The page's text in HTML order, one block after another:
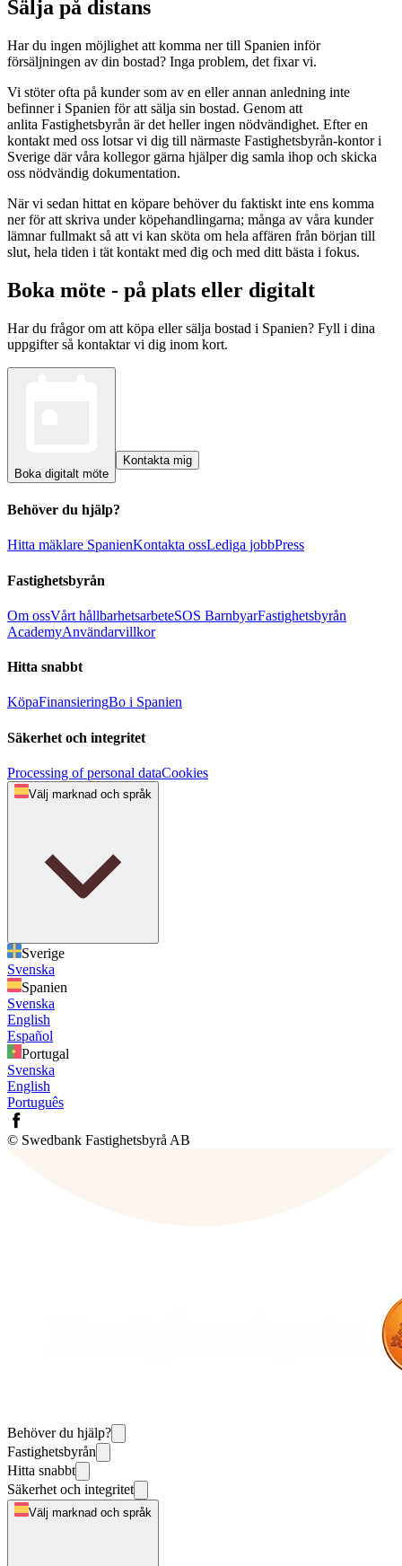
Sälja på distans
Har du ingen möjlighet att komma ner till Spanien inför
försäljningen av din bostad? Inga problem, det fixar vi.
Vi stöter ofta på kunder som av en eller annan anledning inte
befinner i Spanien för att sälja sin bostad. Genom att
anlita Fastighetsbyrån är det heller ingen nödvändighet. Efter en
kontakt med oss lotsar vi dig till närmaste Fastighetsbyrån-kontor i
Sverige där våra kollegor gärna hjälper dig samla ihop och skicka
oss nödvändig dokumentation.
När vi sedan hittat en köpare behöver du faktiskt inte ens komma
ner för att skriva under köpehandlingarna; många av våra kunder
lämnar fullmakt så att vi kan sköta om hela affären från början till
slut, hela tiden i tät kontakt med dig och med ditt bästa i fokus.
Boka möte - på plats eller digitalt
Har du frågor om att köpa eller sälja bostad i Spanien? Fyll i dina
uppgifter så kontaktar vi dig inom kort.
Boka digitalt möte
Kontakta mig
Behöver du hjälp?
Hitta mäklare SpanienKontakta ossLediga jobbPress
Fastighetsbyrån
Om ossVårt hållbarhetsarbeteSOS BarnbyarFastighetsbyrån
AcademyAnvändarvillkor
Hitta snabbt
KöpaFinansieringBo i Spanien
Säkerhet och integritet
Processing of personal dataCookies
Välj marknad och språk
Sverige
Svenska
Spanien
Svenska
English
Español
Portugal
Svenska
English
Português
© Swedbank Fastighetsbyrå AB
Behöver du hjälp?
Fastighetsbyrån
Hitta snabbt
Säkerhet och integritet
Välj marknad och språk